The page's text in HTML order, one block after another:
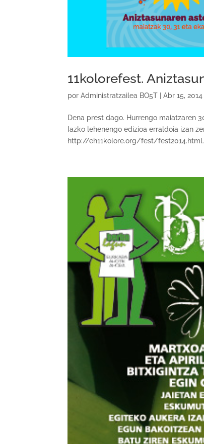
11kolorefest.
porAdministratzailea BO5T |Abr 15, 2014
Dena prest dago. Hurrengo maiatzaren
Iazko lehenengo edizioa erraldoia izan
http://eh11kolore.org/fest/